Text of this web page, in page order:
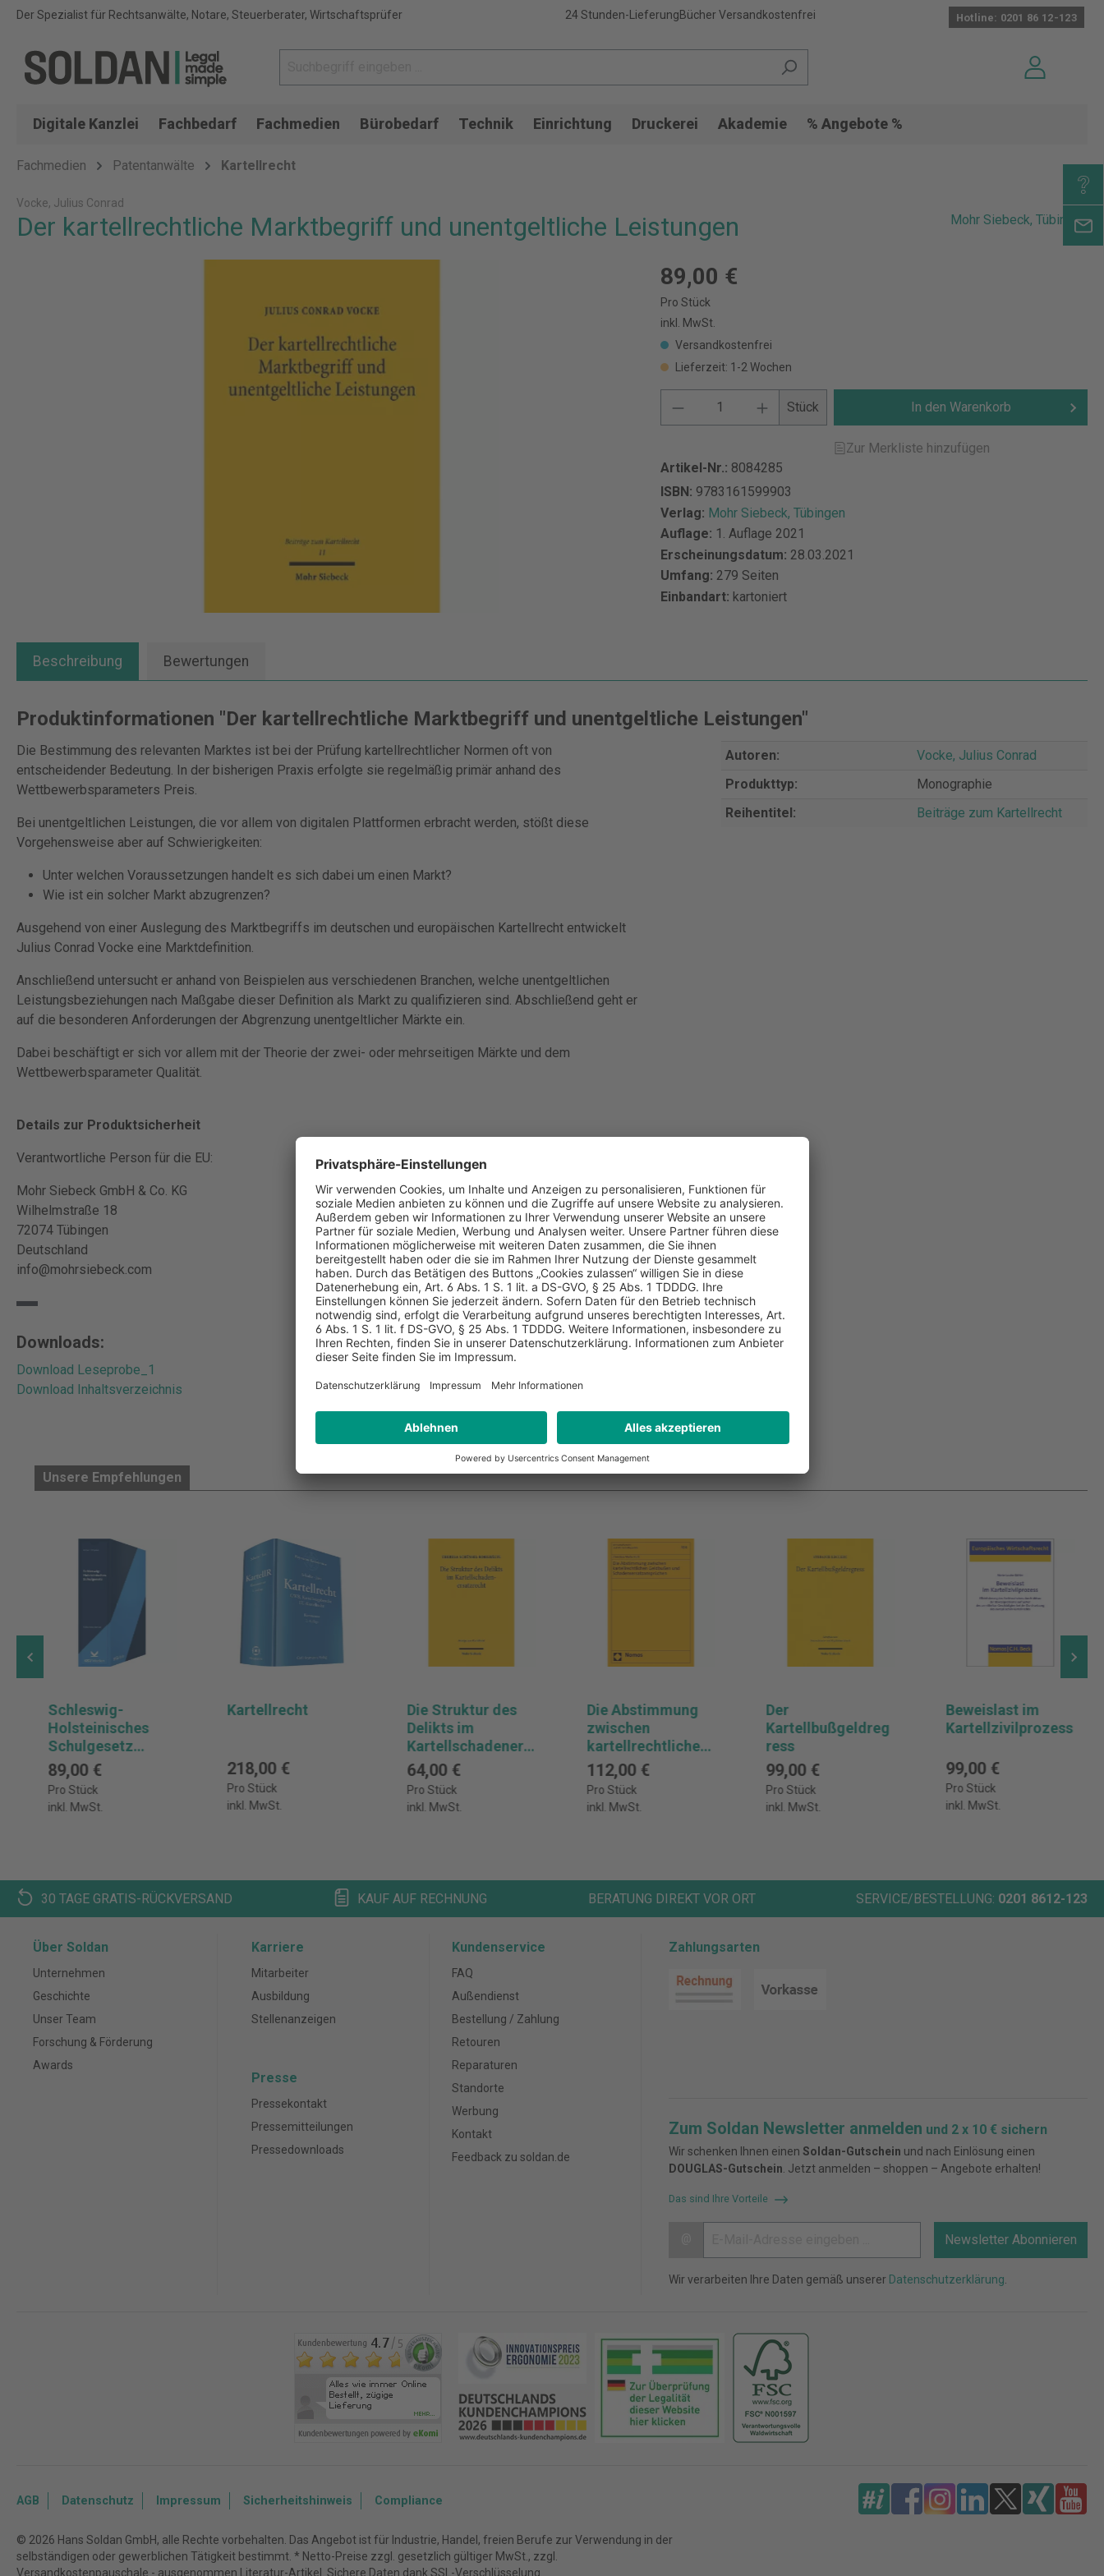
Der Spezialist für Rechtsanwälte, Notare, Steuerberater, Wirtschaftsprüfer 24 Stunden-LieferungBücher Versandkostenfrei Hotline: 0201 86 12-123
Digitale Kanzlei Fachbedarf Fachmedien Bürobedarf Technik Einrichtung Druckerei Akademie % Angebote %
Fachmedien Patentanwälte Kartellrecht
Vocke, Julius Conrad
Der kartellrechtliche Marktbegriff und unentgeltliche Leistungen Mohr Siebeck, Tübingen
89,00 €
Pro Stück
inkl. MwSt.
Versandkostenfrei
Lieferzeit: 1-2 Wochen
Stück In den Warenkorb
Zur Merkliste hinzufügen
Artikel-Nr.: 8084285
ISBN: 9783161599903
Verlag: Mohr Siebeck, Tübingen
Auflage: 1. Auflage 2021
Erscheinungsdatum: 28.03.2021
Umfang: 279 Seiten
Einbandart: kartoniert
Beschreibung Bewertungen
Produktinformationen "Der kartellrechtliche Marktbegriff und unentgeltliche Leistungen"
Die Bestimmung des relevanten Marktes ist bei der Prüfung kartellrechtlicher Normen oft von
entscheidender Bedeutung. In der bisherigen Praxis erfolgte sie regelmäßig primär anhand des
Wettbewerbsparameters Preis.
Bei unentgeltlichen Leistungen, die vor allem von digitalen Plattformen erbracht werden, stößt diese
Vorgehensweise aber auf Schwierigkeiten:
Unter welchen Voraussetzungen handelt es sich dabei um einen Markt?
Wie ist ein solcher Markt abzugrenzen?
Ausgehend von einer Auslegung des Marktbegriffs im deutschen und europäischen Kartellrecht entwickelt
Julius Conrad Vocke eine Marktdefinition.
Anschließend untersucht er anhand von Beispielen aus verschiedenen Branchen, welche unentgeltlichen
Leistungsbeziehungen nach Maßgabe dieser Definition als Markt zu qualifizieren sind. Abschließend geht er
auf die besonderen Anforderungen der Abgrenzung unentgeltlicher Märkte ein.
Dabei beschäftigt er sich vor allem mit der Theorie der zwei- oder mehrseitigen Märkte und dem
Wettbewerbsparameter Qualität.
Details zur Produktsicherheit
Verantwortliche Person für die EU:
Mohr Siebeck GmbH & Co. KG
Wilhelmstraße 18
72074 Tübingen
Deutschland
info@mohrsiebeck.com
Autoren:
Vocke, Julius Conrad
Produkttyp:
Monographie
Reihentitel:
Beiträge zum Kartellrecht
Downloads:
Download Leseprobe_1
Download Inhaltsverzeichnis
Unsere Empfehlungen
Schleswig-
Holsteinisches
Schulgesetz
(SchulG) - mit
Fortsetzungsbezu
g
89,00 €
Pro Stück
inkl. MwSt.
Kartellrecht
218,00 €
Pro Stück
inkl. MwSt.
Die Struktur des
Delikts im
Kartellschadeners
atzrecht
64,00 €
Pro Stück
inkl. MwSt.
Die Abstimmung
zwischen
kartellrechtlichen
Geldbußen und
Schadensersatzan
sprüchen
112,00 €
Pro Stück
inkl. MwSt.
Der
Kartellbußgeldreg
ress
99,00 €
Pro Stück
inkl. MwSt.
Beweislast im
Kartellzivilprozess
99,00 €
Pro Stück
inkl. MwSt.
30 TAGE GRATIS-RÜCKVERSAND KAUF AUF RECHNUNG BERATUNG DIREKT VOR ORT SERVICE/BESTELLUNG: 0201 8612-123
Über Soldan
Unternehmen
Geschichte
Unser Team
Forschung & Förderung
Awards
Karriere
Mitarbeiter
Ausbildung
Stellenanzeigen
Presse
Pressekontakt
Pressemitteilungen
Pressedownloads
Kundenservice
FAQ
Außendienst
Bestellung / Zahlung
Retouren
Reparaturen
Standorte
Werbung
Kontakt
Feedback zu soldan.de
Zahlungsarten
Zum Soldan Newsletter anmelden und 2 x 10 € sichern
Wir schenken Ihnen einen Soldan-Gutschein und nach Einlösung einen
DOUGLAS-Gutschein . Jetzt anmelden – shoppen – Angebote erhalten!
Das sind Ihre Vorteile
Newsletter Abonnieren
Wir verarbeiten Ihre Daten gemäß unserer Datenschutzerklärung
AGB Datenschutz Impressum Sicherheitshinweis Compliance
© 2026 Hans Soldan GmbH, alle Rechte vorbehalten. Das Angebot ist für Industrie, Handel, freien Berufe zur Verwendung in der
selbständigen oder gewerblichen Tätigkeit bestimmt. * Netto-Preise zzgl. gesetzlich gültiger MwSt., zzgl.
Versandkostenpauschale - ausgenommen Literatur-Artikel. Sichere Daten dank SSL-Verschlüsselung.